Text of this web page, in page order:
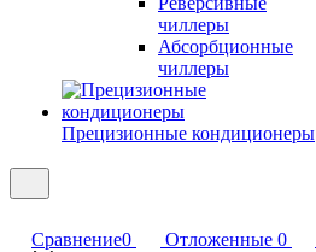
чиллеры
Абсорбционные
чиллеры
Прецизионные кондиционеры
Сравнение0 Отложенные 0